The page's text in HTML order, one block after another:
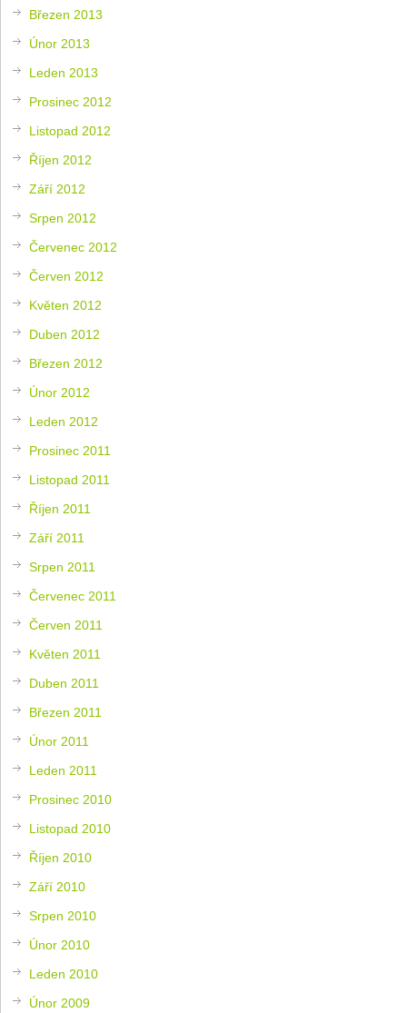
Březen 2013
Únor 2013
Leden 2013
Prosinec 2012
Listopad 2012
Říjen 2012
Září 2012
Srpen 2012
Červenec 2012
Červen 2012
Květen 2012
Duben 2012
Březen 2012
Únor 2012
Leden 2012
Prosinec 2011
Listopad 2011
Říjen 2011
Září 2011
Srpen 2011
Červenec 2011
Červen 2011
Květen 2011
Duben 2011
Březen 2011
Únor 2011
Leden 2011
Prosinec 2010
Listopad 2010
Říjen 2010
Září 2010
Srpen 2010
Únor 2010
Leden 2010
Únor 2009